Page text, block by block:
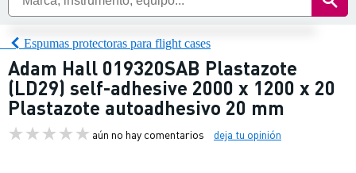
Espumas protectoras para flight cases
Adam Hall 019320SAB Plastazote
(LD29) self-adhesive 2000 x 1200 x 20
Plastazote autoadhesivo 20 mm
aún no hay comentarios deja tu opinión